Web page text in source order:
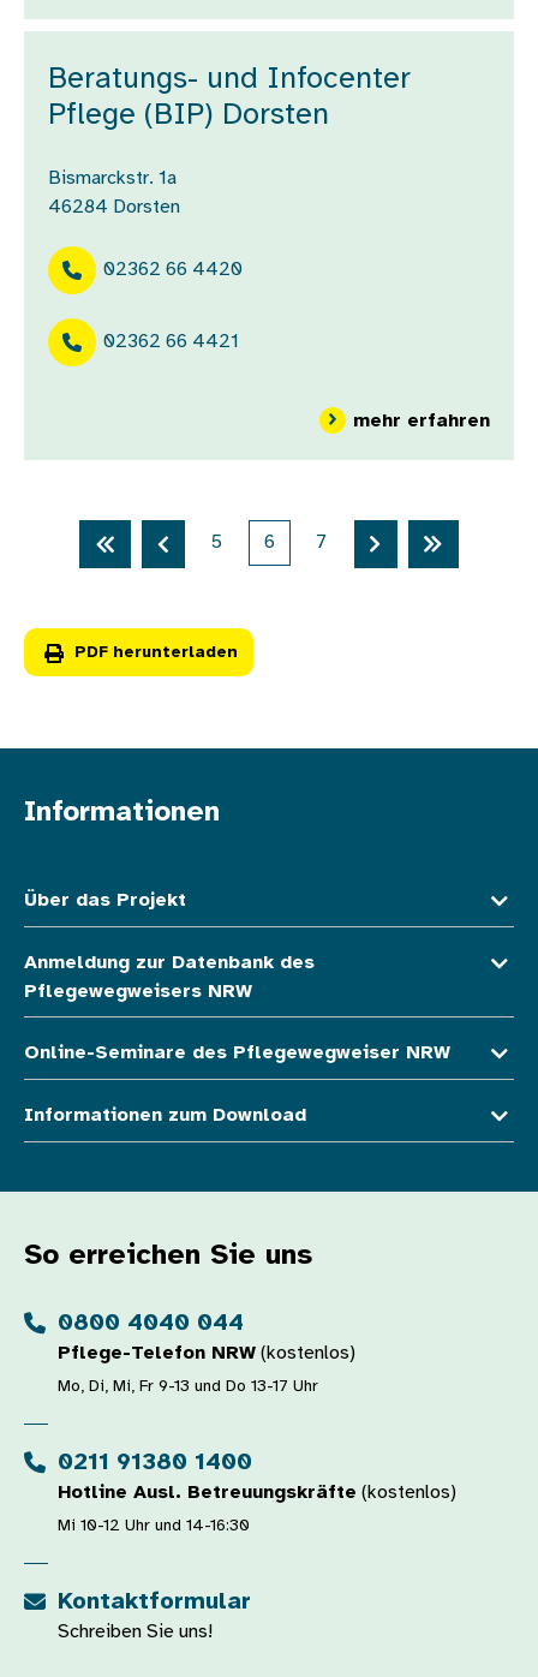
Beratungs- und Infocenter
Pflege (BIP) Dorsten
Bismarckstr. 1a
46284 Dorsten
02362 66 4420
02362 66 4421
mehr erfahrenüber
Seitennummerierung
Erste SeiteVorherige Seite
5 6 7 Nächste Seite
Letzte
PDF herunterladen
Informationen
Über das Projekt
Anmeldung zur Datenbank des
Pflegewegweisers NRW
Online-Seminare des Pflegewegweiser NRW
Informationen zum Download
So erreichen Sie uns
0800 4040 044
Pflege-Telefon NRW (kostenlos)
Mo, Di, Mi, Fr 9-13 und Do 13-17 Uhr
0211 91380 1400
Hotline Ausl. Betreuungskräfte (kostenlos)
Mi 10-12 Uhr und 14-16:30
Kontaktformular
Schreiben Sie uns!